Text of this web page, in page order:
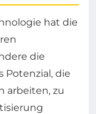
hat die
die
Potenzial, die
arbeiten, zu